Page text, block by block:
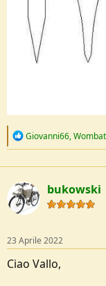
R
c
i
o
n
Giovanni66,Wombat
bukowski
23 Aprile 2022
Ciao Vallo,